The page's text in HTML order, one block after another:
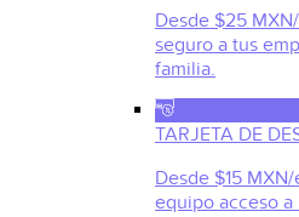
Desde $25
seguro a tus
familia.
TARJETA DE
Desde $15
equipo acceso